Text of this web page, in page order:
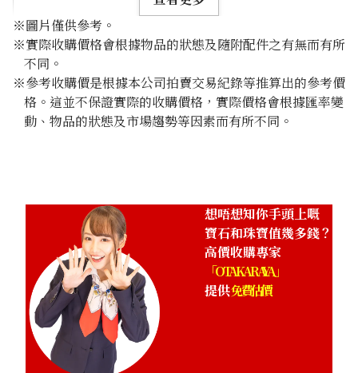
K18WG pink sapphire diamond 0.45ct
參考回收價
※圖片僅供參考。
※實際收購價格會根據物品的狀態及隨附配件之有無而有所
不同。
※參考收購價是根據本公司拍賣交易紀錄等推算出的參考價
格。這並不保證實際的收購價格，實際價格會根據匯率變
動、物品的狀態及市場趨勢等因素而有所不同。
想唔想知你手頭上嘅
寶石和珠寶值幾多錢？
高價收購專家
「OTAKARAYA」
提供免費估價